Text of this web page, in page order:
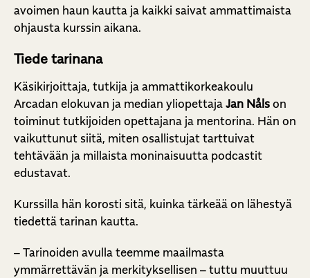
avoimen haun kautta ja kaikki saivat ammattimaista
ohjausta kurssin aikana.
Tiede tarinana
Käsikirjoittaja, tutkija ja ammattikorkeakoulu
Arcadan elokuvan ja median yliopettaja Jan Nåls on
toiminut tutkijoiden opettajana ja mentorina. Hän on
vaikuttunut siitä, miten osallistujat tarttuivat
tehtävään ja millaista moninaisuutta podcastit
edustavat.
Kurssilla hän korosti sitä, kuinka tärkeää on lähestyä
tiedettä tarinan kautta.
– Tarinoiden avulla teemme maailmasta
ymmärrettävän ja merkityksellisen – tuttu muuttuu